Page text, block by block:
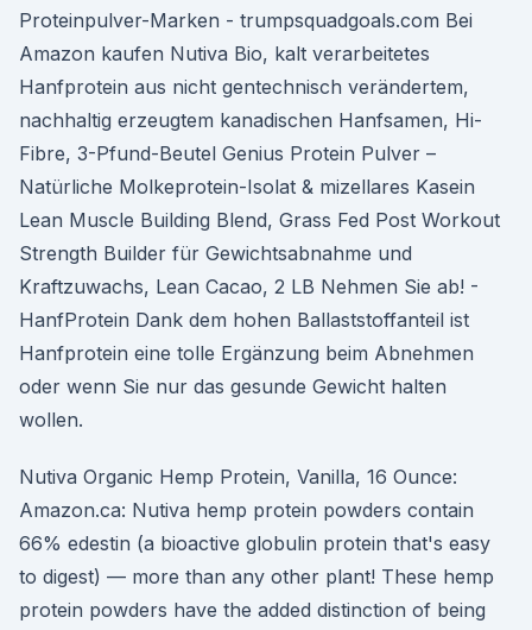
Proteinpulver-Marken - trumpsquadgoals.com Bei
Amazon kaufen Nutiva Bio, kalt verarbeitetes
Hanfprotein aus nicht gentechnisch verändertem,
nachhaltig erzeugtem kanadischen Hanfsamen, Hi-
Fibre, 3-Pfund-Beutel Genius Protein Pulver –
Natürliche Molkeprotein-Isolat & mizellares Kasein
Lean Muscle Building Blend, Grass Fed Post Workout
Strength Builder für Gewichtsabnahme und
Kraftzuwachs, Lean Cacao, 2 LB Nehmen Sie ab! -
HanfProtein Dank dem hohen Ballaststoffanteil ist
Hanfprotein eine tolle Ergänzung beim Abnehmen
oder wenn Sie nur das gesunde Gewicht halten
wollen.
Nutiva Organic Hemp Protein, Vanilla, 16 Ounce:
Amazon.ca: Nutiva hemp protein powders contain
66% edestin (a bioactive globulin protein that's easy
to digest) — more than any other plant! These hemp
protein powders have the added distinction of being